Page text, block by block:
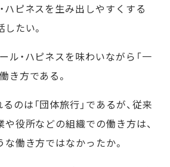
ハピネスを生み出しやすくする
たい。
ル・ハピネスを味わいながら「一
き方である。
のは「団体旅行」であるが、従来
や役所などの組織での働き方は、
な働き方ではなかったか。